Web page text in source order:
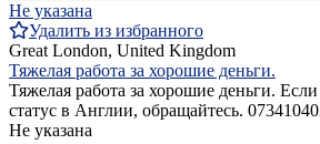
Не указана
Удалить из избранного
Great London, United Kingdom
Тяжелая работа за хорошие деньги.
Тяжелая работа за хорошие деньги.
статус в Англии, обращайтесь.
Не указана